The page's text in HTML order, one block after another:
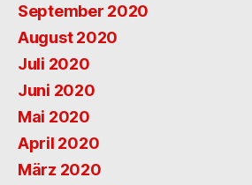
September 2020
August 2020
Juli 2020
Juni 2020
Mai 2020
April 2020
März 2020